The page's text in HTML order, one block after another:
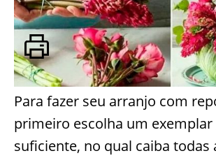
Para fazer seu arranjo com
primeiro escolha um exemplar
suficiente, no qual caiba todas